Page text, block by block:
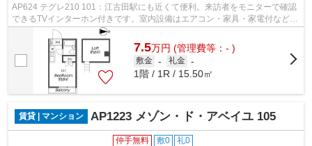
AP624 テグレ210 101：江古田駅にも近くて便利。来訪者をモニターで確認
できるTVインターホン付きです。室内設備はエアコン・家具・家電付などが
揃っており、とても充実しています。現...
7.5万円 (管理費等：- )
敷金 - 礼金 -
1階 / 1R / 15.50㎡
賃貸 | マンション AP1223 メゾン・ド・アベイユ 105
仲手無料 敷0 礼0